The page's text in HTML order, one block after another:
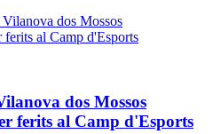
dos Mossos
ferits al Camp d'Esports